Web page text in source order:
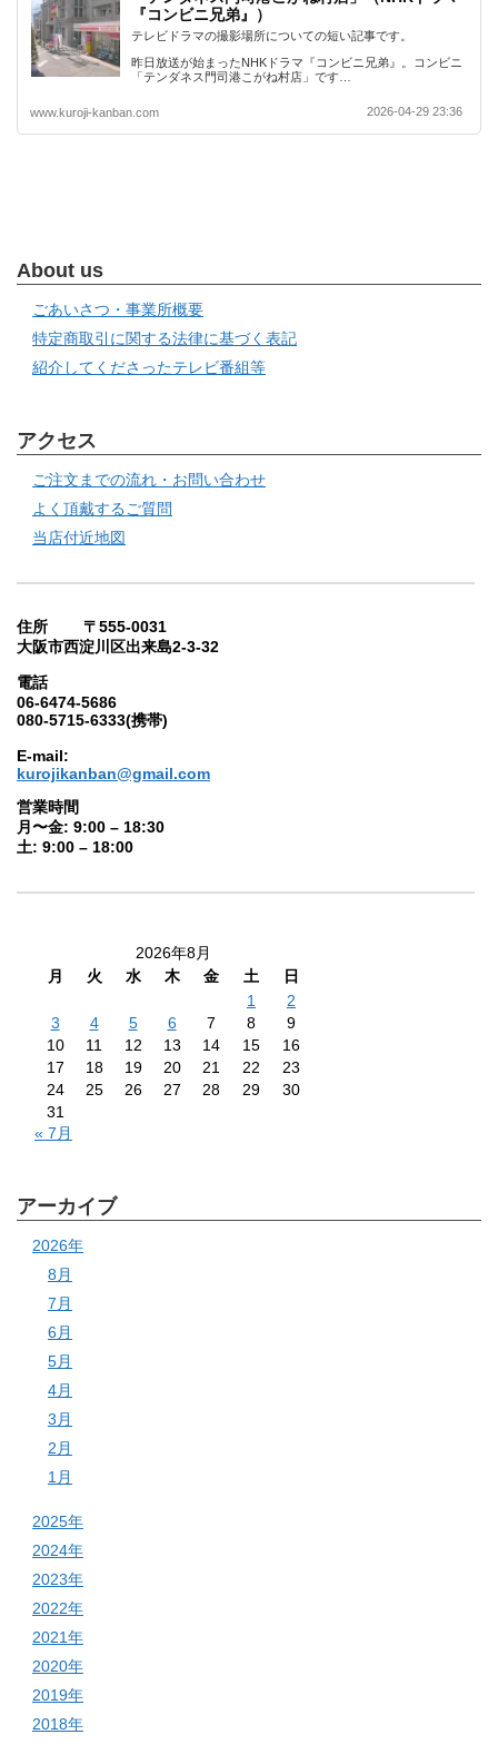
『コンビニ兄弟』）
テレビドラマの撮影場所についての短い記事です。
昨日放送が始まったNHKドラマ『コンビニ兄弟』。コンビニ
「テンダネス門司港こがね村店」です…
www.kuroji-kanban.com 2026-04-29 23:36
About us
ごあいさつ・事業所概要
特定商取引に関する法律に基づく表記
紹介してくださったテレビ番組等
アクセス
ご注文までの流れ・お問い合わせ
よく頂戴するご質問
当店付近地図
住所 〒555-0031
大阪市西淀川区出来島2-3-32
電話
06-6474-5686
080-5715-6333(携帯)
E-mail:
kurojikanban@gmail.com
営業時間
月〜金: 9:00 – 18:30
土: 9:00 – 18:00
2026年8月
月
火 水 木 金 土
日
1
2
3
4 5 6 7 8
9
10
11 12 13 14 15
16
17
18 19 20 21 22
23
24
25 26 27 28 29
30
31
« 7月
アーカイブ
2026年
8月
7月
6月
5月
4月
3月
2月
1月
2025年
2024年
2023年
2022年
2021年
2020年
2019年
2018年